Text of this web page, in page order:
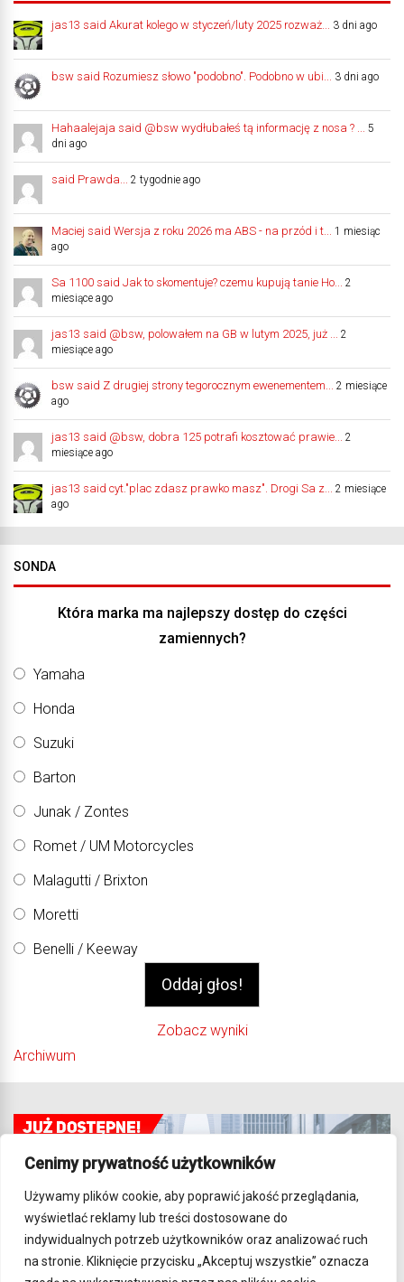
Cenimy prywatność użytkowników
Używamy plików cookie, aby poprawić jakość przeglądania,
wyświetlać reklamy lub treści dostosowane do
indywidualnych potrzeb użytkowników oraz analizować ruch
na stronie. Kliknięcie przycisku „Akceptuj wszystkie” oznacza
jas13 said Akurat kolego w styczeń/luty 2025 rozważ... 3 dni ago
bsw said Rozumiesz słowo "podobno". Podobno w ubi... 3 dni ago
Hahaalejaja said @bsw wydłubałeś tą informację z nosa ? ... 5
dni ago
said Prawda... 2 tygodnie ago
Maciej said Wersja z roku 2026 ma ABS - na przód i t... 1 miesiąc
ago
Sa 1100 said Jak to skomentuje? czemu kupują tanie Ho... 2
miesiące ago
jas13 said @bsw, polowałem na GB w lutym 2025, już ... 2
miesiące ago
bsw said Z drugiej strony tegorocznym ewenementem... 2 miesiące
ago
jas13 said @bsw, dobra 125 potrafi kosztować prawie... 2
miesiące ago
jas13 said cyt."plac zdasz prawko masz". Drogi Sa z... 2 miesiące
ago
SONDA
Która marka ma najlepszy dostęp do części
zamiennych?
Yamaha
Honda
Suzuki
Barton
Junak / Zontes
Romet / UM Motorcycles
Malagutti / Brixton
Moretti
Benelli / Keeway
Zobacz wyniki
Archiwum